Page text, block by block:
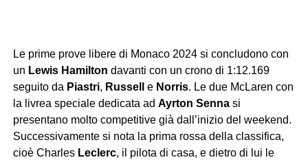
Le prime prove libere di Monaco 2024 si concludono con
un Lewis Hamilton davanti con un crono di 1:12.169
seguito da Piastri, Russell e Norris. Le due McLaren con
la livrea speciale dedicata ad Ayrton Sennasi
presentano molto competitive già dall’inizio del weekend.
Successivamente si nota la prima rossa della classifica,
cioè Charles Leclerc, il pilota di casa, e dietro di lui le